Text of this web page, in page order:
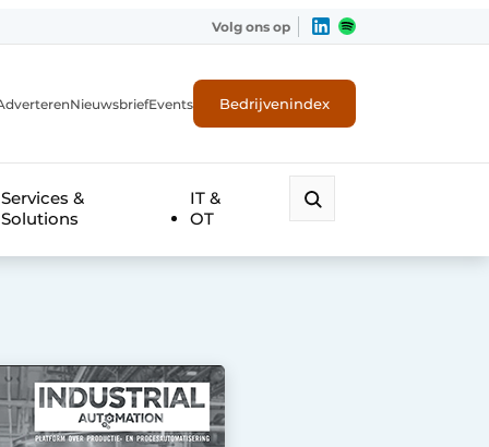
Volg ons op
NieuwsbriefEvents Bedrijvenindex
Services &
Solutions
IT &
OT